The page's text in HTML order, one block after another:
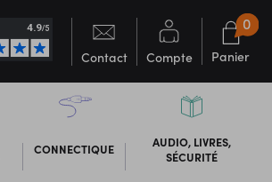
Contact Compte Panier
0
CONNECTIQUE
AUDIO, LIVRES,
SÉCURITÉ